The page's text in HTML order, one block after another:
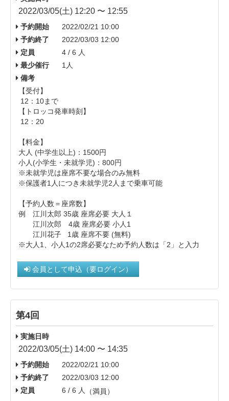
2022/03/05(土) 12:20 〜 12:55
予約開始
2022/02/21 10:00
予約終了
2022/03/03 12:00
定員
4 / 6 人
最少催行
1人
備考
【受付】
12：10まで
【トロッコ発車時刻】
12：20
【料金】
大人 (中学生以上)： 1500円
小人(小学生・未就学児)：800円
※未就学児は座席不要な場合のみ無料
※保護者1人につき未就学児2人まで乗車可能
【予約人数＝座席数】
例 江川太郎 35歳 座席必要 大人１
江川次郎 4歳 座席必要 小人1
江川花子 1歳 座席不要 (無料)
※大人1、小人1の2席必要なため予約人数は「2」と入力
会員として申込（要ログイン）
第4回
実施日時
2022/03/05(土) 14:00 〜 14:35
予約開始
2022/02/21 10:00
予約終了
2022/03/03 12:00
定員
6 / 6 人
（満員）